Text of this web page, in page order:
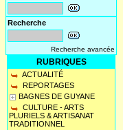
Recherche
Recherche avancée
RUBRIQUES
ACTUALITÉ
REPORTAGES
BAGNES DE GUYANE
CULTURE - ARTS
PLURIELS & ARTISANAT
TRADITIONNEL